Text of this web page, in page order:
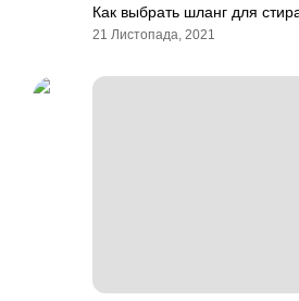
Как выбрать шланг для
21 Листопада, 2021